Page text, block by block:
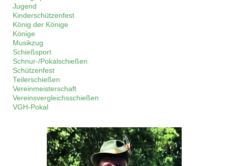
Jugend
Kinderschützenfest
König der Könige
Könige
Musikzug
Schießsport
Schnur-/Pokalschießen
Schützenfest
Teilerschießen
Vereinmeisterschaft
Vereinsvergleichsschießen
VGH-Pokal